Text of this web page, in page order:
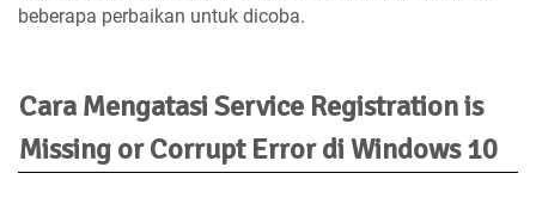
beberapa perbaikan untuk dicoba.
Cara Mengatasi Service Registration is
Missing or Corrupt Error di Windows 10